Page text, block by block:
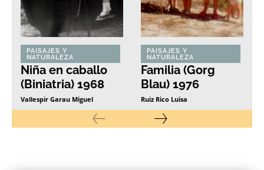
PAISAJES Y
NATURALEZA
Niña en caballo
(Biniatria) 1968
Vallespir Garau Miguel
PAISAJES Y
NATURALEZA
Familia (Gorg
Blau) 1976
Ruiz Rico Luisa